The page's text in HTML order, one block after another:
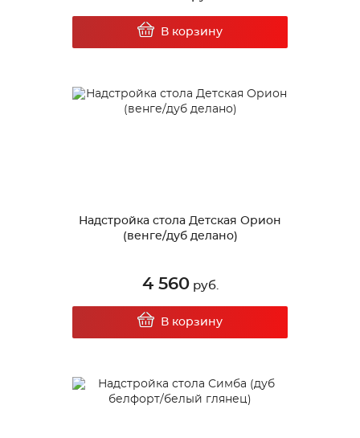
В корзину
Надстройка стола Детская Орион
(венге/дуб делано)
4 560руб.
В корзину